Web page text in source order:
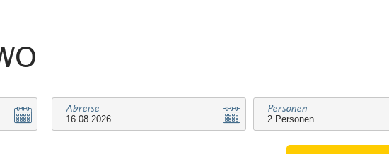
Abreise Personen